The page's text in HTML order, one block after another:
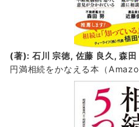
(著): 石川 宗徳, 佐藤 良久, 森田
円満相続をかなえる本（